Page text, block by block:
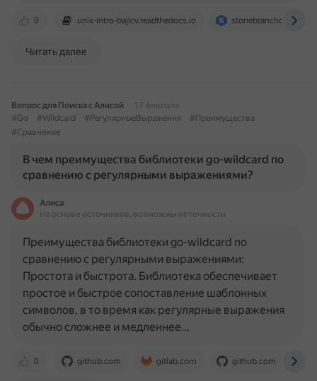
0 unix-intro-bajicv.readthedocs.io
Читать далее
Вопрос для Поиска с Алисой
17 февраля
#Go
#Wildcard #РегулярныеВыражения
#Преимущества
#Сравнение
В чем преимущества библиотеки go-wildcard по
сравнению с регулярными выражениями?
Алиса
На основе источников, возможны неточности
0 github.com gitlab.com github.com
Преимущества библиотеки go-wildcard по
сравнению с регулярными выражениями:
Простота и быстрота. Библиотека обеспечивает
простое и быстрое сопоставление шаблонных
символов, в то время как регулярные выражения
обычно сложнее и медленнее…